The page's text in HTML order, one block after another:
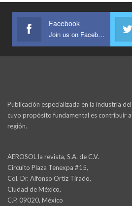
Facebook
Join us on Facebook
Publicación especializada en la industria
cuyo propósito fundamental es contribuir
región.
AEROSOL la revista, S.A. de C.V.
Circuito Plaza Tenexpa #15,
Col. Dr. Alfonso Ortiz Tirado,
Ciudad de México,
C.P. 09020, México